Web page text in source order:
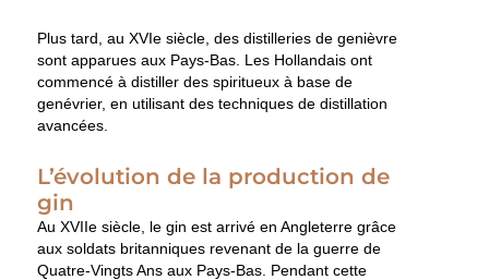
Plus tard, au XVIe siècle, des distilleries de genièvre
sont apparues aux Pays-Bas. Les Hollandais ont
commencé à distiller des spiritueux à base de
genévrier, en utilisant des techniques de distillation
avancées.
L’évolution de la production de
gin
Au XVIIe siècle, le gin est arrivé en Angleterre grâce
aux soldats britanniques revenant de la guerre de
Quatre-Vingts Ans aux Pays-Bas. Pendant cette